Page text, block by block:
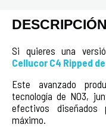
Si quieres una
Cellucor C4 Ripped
Este avanzado
tecnología de NO3,
efectivos
máximo.